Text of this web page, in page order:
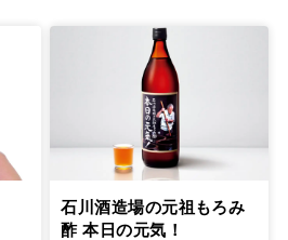
石川酒造場の元祖もろみ
酢 本日の元気！